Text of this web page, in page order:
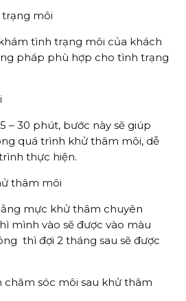
môi
tình trạng môi của khách
pháp phù hợp cho tình trạng
– 30 phút, bước này sẽ giúp
quá trình khử thâm môi, dễ
thực hiện.
thâm môi
mực khử thâm chuyên
mình vào sẽ được vào màu
thì đợi 2 tháng sau sẽ được
chăm sóc môi sau khử thâm